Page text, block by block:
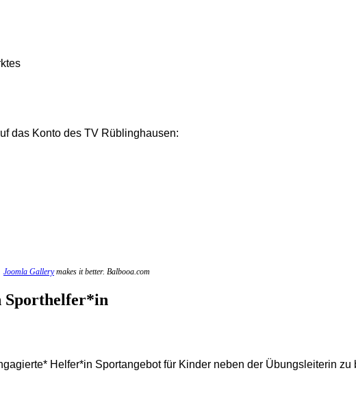
das Konto des TV Rüblinghausen:
Joomla Gallerymakes it better. Balbooa.com
Sporthelfer*in
Helfer*in Sportangebot für Kinder neben der Übungsleiterin zu